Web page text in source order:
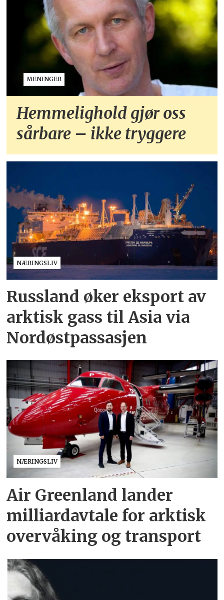
MENINGER
Hemmelighold gjør oss
sårbare – ikke tryggere
NÆRINGSLIV
Russland øker eksport av
arktisk gass til Asia via
Nordøstpassasjen
NÆRINGSLIV
Air Greenland lander
milliardavtale for arktisk
overvåking og transport